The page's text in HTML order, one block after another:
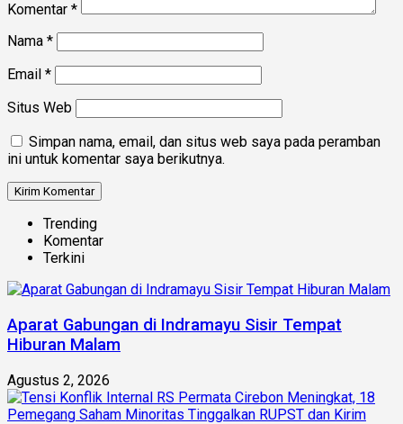
Komentar *
Nama *
Email *
Situs Web
Simpan nama, email, dan situs web saya pada peramban
ini untuk komentar saya berikutnya.
Trending
Komentar
Terkini
Aparat Gabungan di Indramayu Sisir Tempat
Hiburan Malam
Agustus 2, 2026